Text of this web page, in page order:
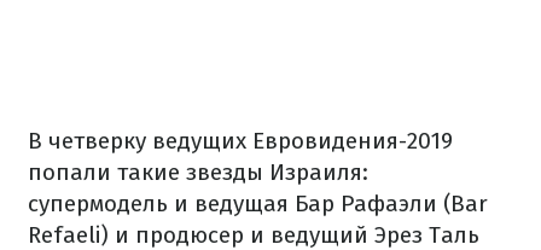
В четверку ведущих Евровидения-2019
попали такие звезды Израиля:
супермодель и ведущая Бар Рафаэли (Bar
Refaeli) и продюсер и ведущий Эрез Таль